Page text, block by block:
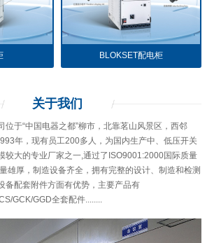
BLOKSET配电柜
关于我们
位于“中国电器之都”柳市，北靠茗山风景区，西邻
年，现有员工200多人，为国内生产中、低压开关
较大的专业厂家之一,通过了ISO9001:2000国际质量
雄厚，制造设备齐全，拥有完整的设计、制造和检测
备配套附件方面有优势，主要产品有
GCK/GGD全套配件........